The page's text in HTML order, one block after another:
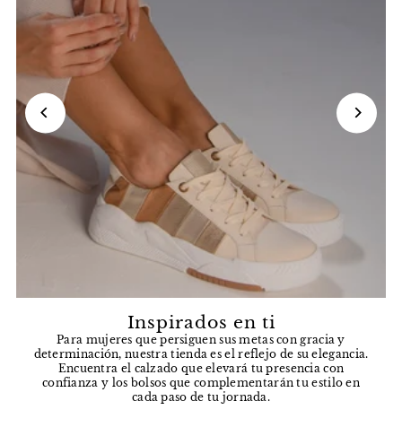
Inspirados en ti
Para mujeres que persiguen sus metas con gracia y
determinación, nuestra tienda es el reflejo de su elegancia.
Encuentra el calzado que elevará tu presencia con
confianza y los bolsos que complementarán tu estilo en
cada paso de tu jornada.